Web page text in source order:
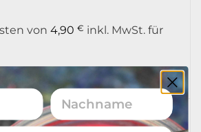
von 4,90 € inkl. MwSt. für
Nachname